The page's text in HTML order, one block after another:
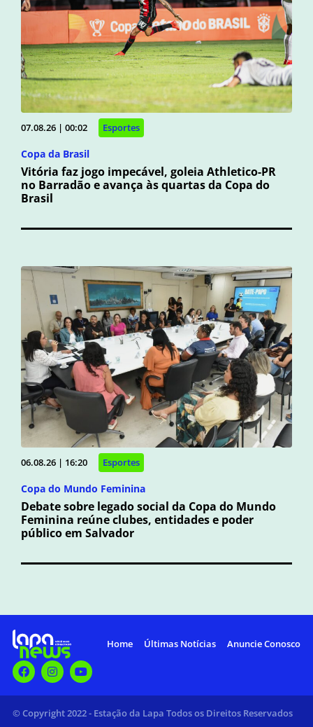
07.08.26 | 00:02 Esportes
Copa da Brasil
Vitória faz jogo impecável, goleia Athletico-PR
no Barradão e avança às quartas da Copa do
Brasil
06.08.26 | 16:20 Esportes
Copa do Mundo Feminina
Debate sobre legado social da Copa do Mundo
Feminina reúne clubes, entidades e poder
público em Salvador
Home Últimas Notícias Anuncie Conosco
© Copyright 2022 - Estação da Lapa Todos os Direitos Reservados